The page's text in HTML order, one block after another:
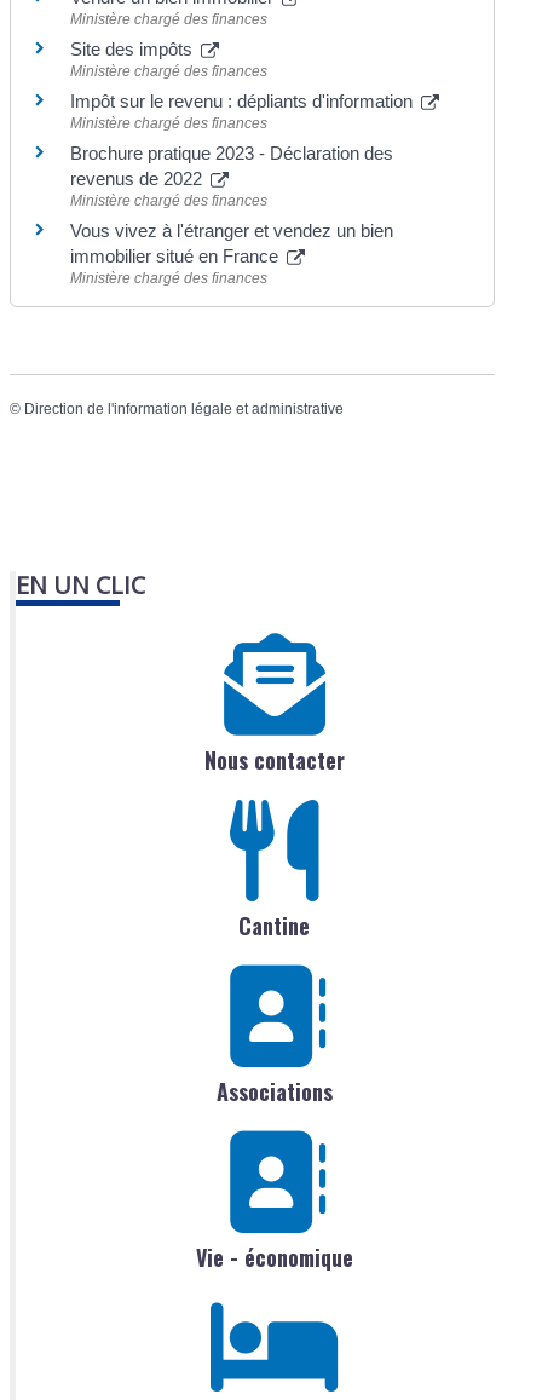
Ministère chargé des finances
Site des impôts
Ministère chargé des finances
Impôt sur le revenu : dépliants d'information
Ministère chargé des finances
Brochure pratique 2023 - Déclaration des
revenus de 2022
Ministère chargé des finances
Vous vivez à l'étranger et vendez un bien
immobilier situé en France
Ministère chargé des finances
© Direction de l'information légale et administrative
EN UN CLIC
Nous contacter
Cantine
Associations
Vie - économique